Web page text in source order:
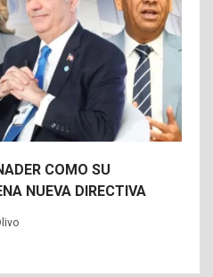
COMO SU
NUEVA DIRECTIVA